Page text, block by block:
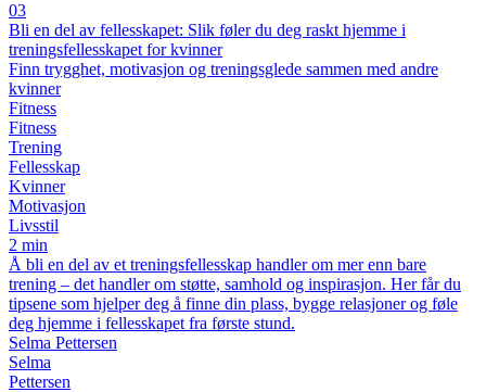
03
Bli en del av fellesskapet: Slik føler du deg raskt hjemme i
treningsfellesskapet for kvinner
Finn trygghet, motivasjon og treningsglede sammen med andre
kvinner
Fitness
Fitness
Trening
Fellesskap
Kvinner
Motivasjon
Livsstil
2 min
Å bli en del av et treningsfellesskap handler om mer enn bare
trening – det handler om støtte, samhold og inspirasjon. Her får du
tipsene som hjelper deg å finne din plass, bygge relasjoner og føle
deg hjemme i fellesskapet fra første stund.
Selma Pettersen
Selma
Pettersen